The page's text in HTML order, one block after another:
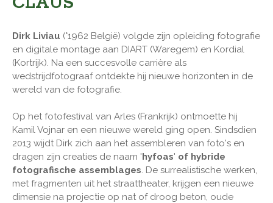
Dirk Liviau (°1962 België) volgde zijn opleiding fotografie
en digitale montage aan DIART (Waregem) en Kordial
(Kortrijk). Na een succesvolle carrière als
wedstrijdfotograaf ontdekte hij nieuwe horizonten in de
wereld van de fotografie.
Op het fotofestival van Arles (Frankrijk) ontmoette hij
Kamil Vojnar en een nieuwe wereld ging open. Sindsdien
2013 wijdt Dirk zich aan het assembleren van foto's en
dragen zijn creaties de naam 'hyfoas' of hybride
fotografische assemblages. De surrealistische werken,
met fragmenten uit het straattheater, krijgen een nieuwe
dimensie na projectie op nat of droog beton, oude